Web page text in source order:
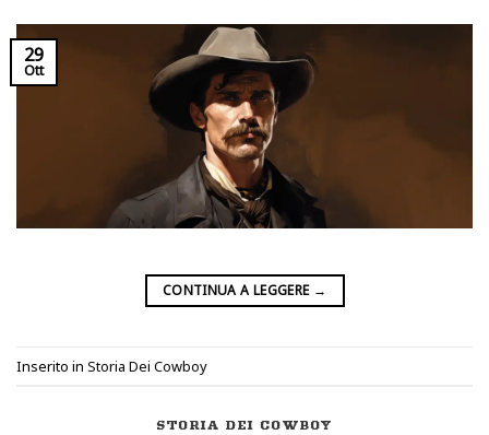
29
Ott
CONTINUA A LEGGERE →
Inserito in Storia Dei Cowboy
STORIA DEI COWBOY